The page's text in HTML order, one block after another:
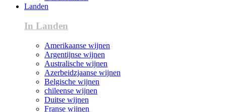
Landen
In Landen
Amerikaanse wijnen
Argentijnse wijnen
Australische wijnen
Azerbeidzjaanse wijnen
Belgische wijnen
chileense wijnen
Duitse wijnen
Franse wijnen